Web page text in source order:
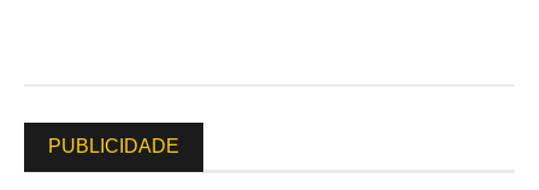
PUBLICIDADE